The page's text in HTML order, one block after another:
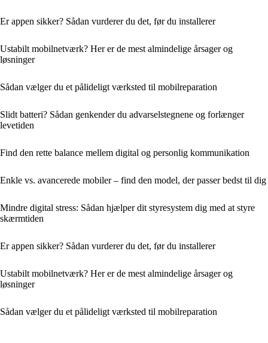
Er appen sikker? Sådan vurderer du det, før du installerer
Ustabilt mobilnetværk? Her er de mest almindelige årsager og
løsninger
Sådan vælger du et pålideligt værksted til mobilreparation
Slidt batteri? Sådan genkender du advarselstegnene og forlænger
levetiden
Find den rette balance mellem digital og personlig kommunikation
Enkle vs. avancerede mobiler – find den model, der passer bedst til dig
Mindre digital stress: Sådan hjælper dit styresystem dig med at styre
skærmtiden
Er appen sikker? Sådan vurderer du det, før du installerer
Ustabilt mobilnetværk? Her er de mest almindelige årsager og
løsninger
Sådan vælger du et pålideligt værksted til mobilreparation